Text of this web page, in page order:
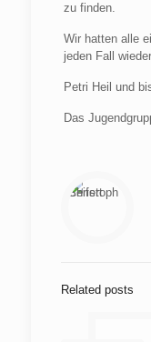
zu finden.
Wir hatten alle
jeden Fall
Petri Heil und
Das
Related posts